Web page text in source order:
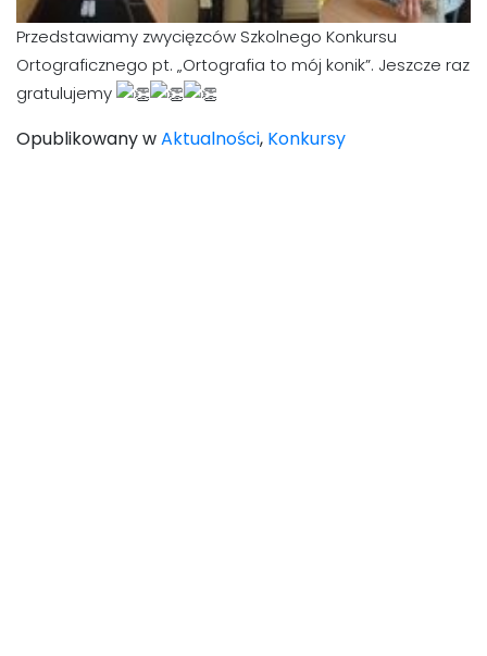
Przedstawiamy zwycięzców Szkolnego Konkursu
Ortograficznego pt. „Ortografia to mój konik”. Jeszcze raz
gratulujemy
Opublikowany wAktualności, Konkursy